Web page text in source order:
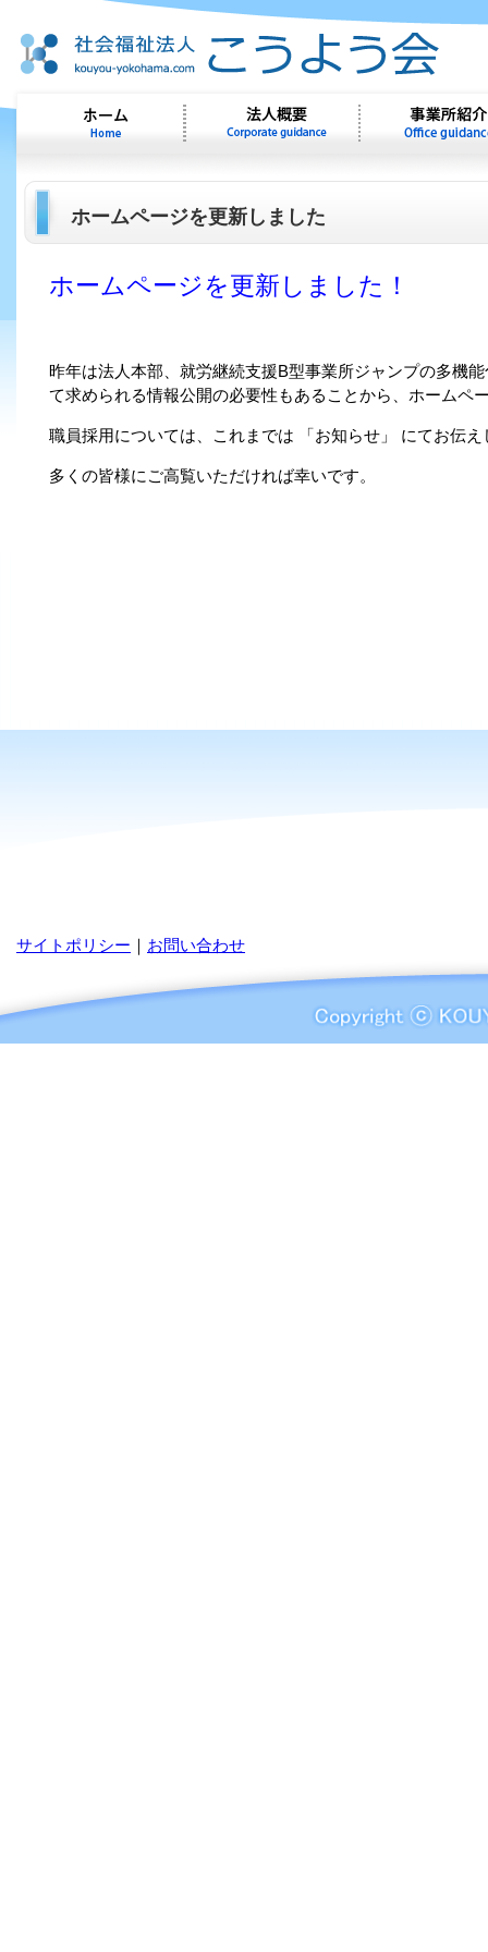
ホームページを更新しました
ホームページを更新しました！
昨年は法人本部、就労継続支援B型事業所ジャンプの多機
て求められる情報公開の必要性もあることから、ホームペ
職員採用については、これまでは 「お知らせ」 にてお伝
多くの皆様にご高覧いただければ幸いです。
サイトポリシー お問い合わせ